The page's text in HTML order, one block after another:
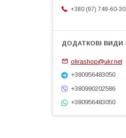
+380 (97) 749-60-30
olirashop@ukr.net
+380956483050
+380990202586
+380956483050